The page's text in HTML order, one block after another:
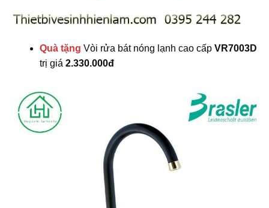
Quà tặng Vòi rửa bát nóng lạnh cao cấp VR7003D
trị giá 2.330.000đ